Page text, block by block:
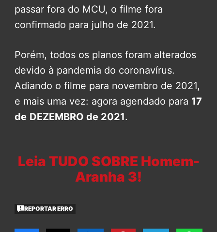
passar fora do MCU, o filme fora
confirmado para julho de 2021.
Porém, todos os planos foram alterados
devido à pandemia do coronavírus.
Adiando o filme para novembro de 2021,
e mais uma vez: agora agendado para 17
de DEZEMBRO de 2021.
Leia TUDO SOBRE Homem-
Aranha 3!
REPORTAR ERRO